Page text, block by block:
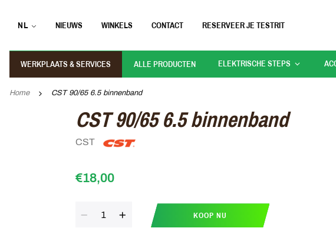
NL NIEUWS WINKELS CONTACT RESERVEER JE TESTRIT
WERKPLAATS & SERVICES ALLE PRODUCTEN ELEKTRISCHE STEPS
Home CST 90/65 6.5 binnenband
CST 90/65 6.5 binnenband
CST
€18,00
KOOP NU